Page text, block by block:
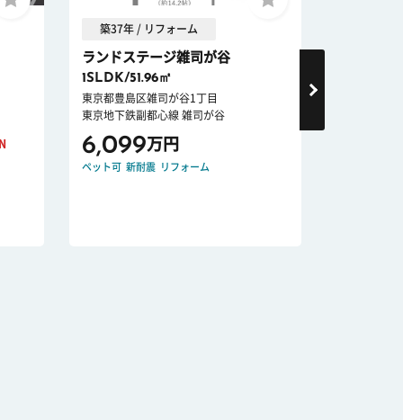
築37年 / リフォーム
ランドステージ雑司が谷
1SLDK/51.96㎡
東京都豊島区雑司が谷1丁目
東京地下鉄副都心線 雑司が谷
6,099万円
ペット可 新耐震 リフォーム